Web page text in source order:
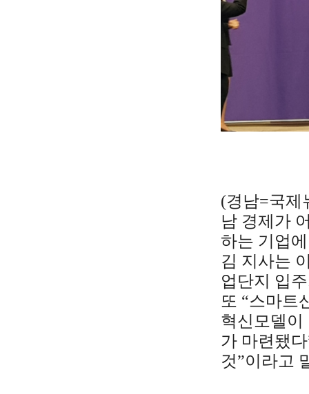
(경남=국제
남 경제가
하는 기업
김 지사는
업단지 입
또 “스마트
혁신모델이
가 마련됐
것”이라고